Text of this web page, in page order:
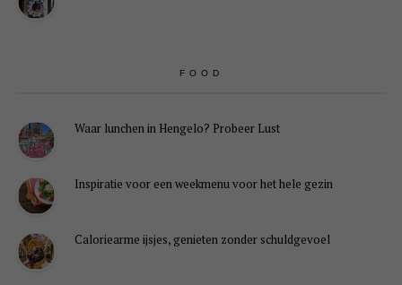
FOOD
Waar lunchen in Hengelo? Probeer Lust
Inspiratie voor een weekmenu voor het hele gezin
Caloriearme ijsjes, genieten zonder schuldgevoel